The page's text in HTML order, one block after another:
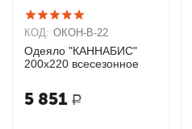
КОД: ОКОН-В-22
Одеяло "КАННАБИС"
200х220 всесезонное
5 851 Р